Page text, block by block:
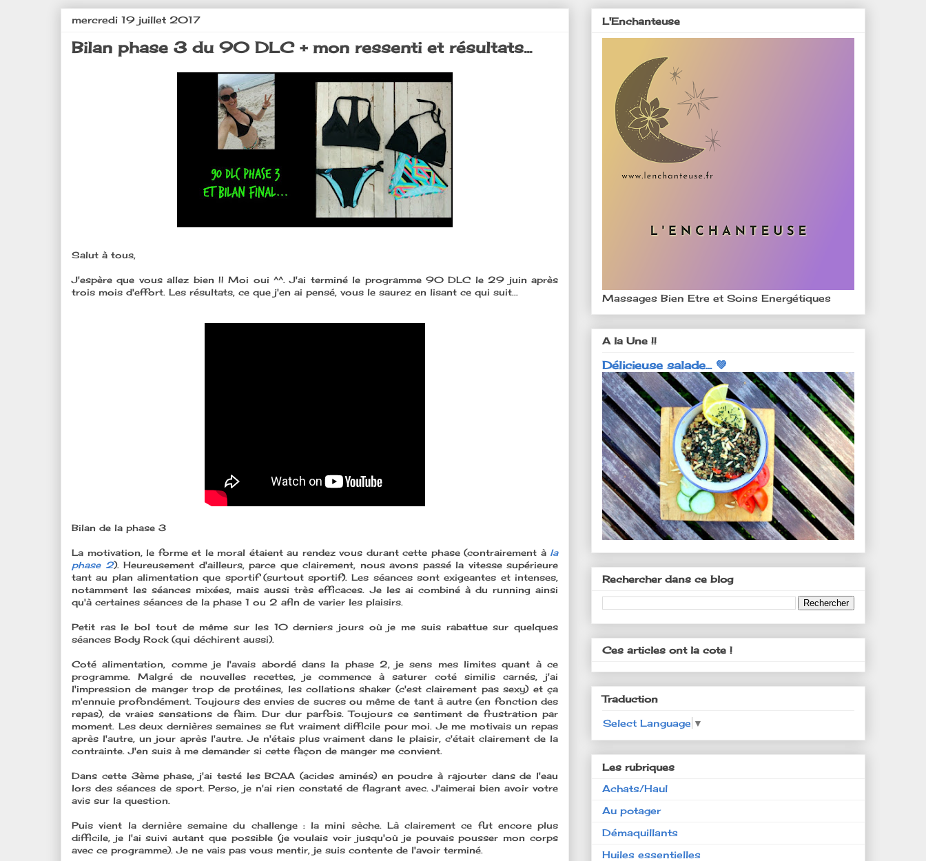
mercredi 19 juillet 2017
Bilan phase 3 du 90 DLC + mon ressenti et résultats...
Salut à tous,
J'espère que vous allez bien !! Moi oui ^^. J'ai terminé le programme 90 DLC le 29 juin après
trois mois d'effort. Les résultats, ce que j'en ai pensé, vous le saurez en lisant ce qui suit...
Bilan de la phase 3
La motivation, le forme et le moral étaient au rendez vous durant cette phase (contrairement à la
phase 2). Heureusement d'ailleurs, parce que clairement, nous avons passé la vitesse supérieure
tant au plan alimentation que sportif (surtout sportif). Les séances sont exigeantes et intenses,
notamment les séances mixées, mais aussi très efficaces. Je les ai combiné à du running ainsi
qu'à certaines séances de la phase 1 ou 2 afin de varier les plaisirs.
Petit ras le bol tout de même sur les 10 derniers jours où je me suis rabattue sur quelques
séances Body Rock (qui déchirent aussi).
Coté alimentation, comme je l'avais abordé dans la phase 2, je sens mes limites quant à ce
programme. Malgré de nouvelles recettes, je commence à saturer coté similis carnés, j'ai
l'impression de manger trop de protéines, les collations shaker (c'est clairement pas sexy) et ça
m'ennuie profondément. Toujours des envies de sucres ou même de tant à autre (en fonction des
repas), de vraies sensations de faim. Dur dur parfois. Toujours ce sentiment de frustration par
moment. Les deux dernières semaines se fut vraiment difficile pour moi. Je me motivais un repas
après l'autre, un jour après l'autre. Je n'étais plus vraiment dans le plaisir, c'était clairement de la
contrainte. J'en suis à me demander si cette façon de manger me convient.
Dans cette 3ème phase, j'ai testé les BCAA (acides aminés) en poudre à rajouter dans de l'eau
lors des séances de sport. Perso, je n'ai rien constaté de flagrant avec. J'aimerai bien avoir votre
avis sur la question.
Puis vient la dernière semaine du challenge : la mini sèche. Là clairement ce fut encore plus
difficile, je l'ai suivi autant que possible (je voulais voir jusqu'où je pouvais pousser mon corps
avec ce programme). Je ne vais pas vous mentir, je suis contente de l'avoir terminé.
L'Enchanteuse
Massages Bien Etre et Soins Energétiques
A la Une !!
Délicieuse salade... 💚
Rechercher dans ce blog
Ces articles ont la cote !
Traduction
Select Language ▼
Les rubriques
Achats/Haul
Au potager
Démaquillants
Huiles essentielles